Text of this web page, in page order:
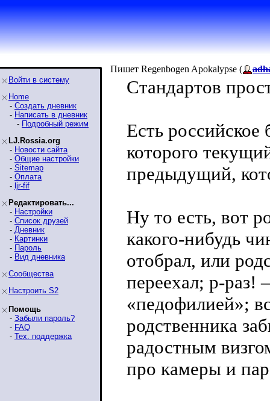
Войти в систему
Home
- Создать дневник
- Написать в дневник
- Подробный режим
LJ.Rossia.org
- Новости сайта
- Общие настройки
- Sitemap
- Оплата
- ljr-fif
Редактировать...
- Настройки
- Список друзей
- Дневник
- Картинки
- Пароль
- Вид дневника
Сообщества
Настроить S2
Помощь
- Забыли пароль?
- FAQ
- Тех. поддержка
Пишет Regenbogen Apokalypse (
Стандартов
Есть
которого
предыдущий,
Ну то есть, вот
какого-нибудь
отобрал, или
переехал; р-раз!
«педофилией»;
родственника
радостным
про камеры и